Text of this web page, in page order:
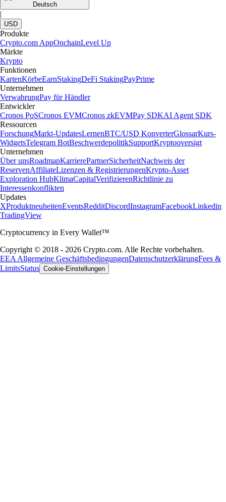
Deutsch
|
USD
Produkte
Crypto.com AppOnchainLevel Up
Märkte
Krypto
Funktionen
KartenKörbeEarnStakingDeFi StakingPayPrime
Unternehmen
VerwahrungPay für Händler
Entwickler
Cronos PoSCronos EVMCronos zkEVMPay SDKAI Agent SDK
Ressourcen
ForschungMarkt-UpdatesLernenBTC/USD KonverterGlossarKurs-
WidgetsTelegram BotBeschwerdepolitikSupportKryptooversigt
Unternehmen
Über unsRoadmapKarrierePartnerSicherheitNachweis der
ReservenAffiliateLizenzen & RegistrierungenKrypto-Asset
Exploration HubKlimaCapitalVerifizierenRichtlinie zu
Interessenkonflikten
Updates
XProduktneuheitenEventsRedditDiscordInstagramFacebookLinkedin
TradingView
Cryptocurrency in Every Wallet™
Copyright © 2018 - 2026 Crypto.com. Alle Rechte vorbehalten.
EEA Allgemeine GeschäftsbedingungenDatenschutzerklärungFees &
LimitsStatus Cookie-Einstellungen